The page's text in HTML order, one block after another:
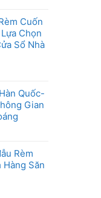
Cuốn
Chọn
Sổ Nhà
Quốc-
Gian
Rèm
Săn